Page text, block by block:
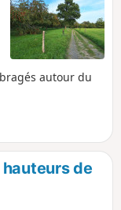
autour du
de